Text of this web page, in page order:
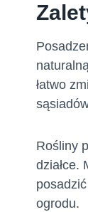
łatwo
Rośliny
działce.
ogrodu.